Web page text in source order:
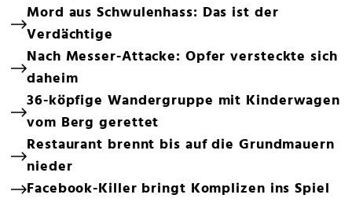
Mord aus Schwulenhass: Das ist der
Verdächtige
Nach Messer-Attacke: Opfer versteckte sich
daheim
36-köpfige Wandergruppe mit Kinderwagen
vom Berg gerettet
Restaurant brennt bis auf die Grundmauern
nieder
Facebook-Killer bringt Komplizen ins Spiel